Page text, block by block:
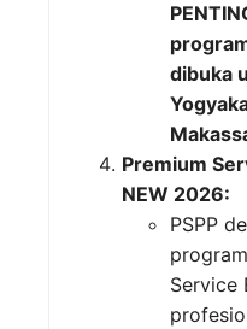
dibuka
Premium
NEW 2026:
PSPP
Service